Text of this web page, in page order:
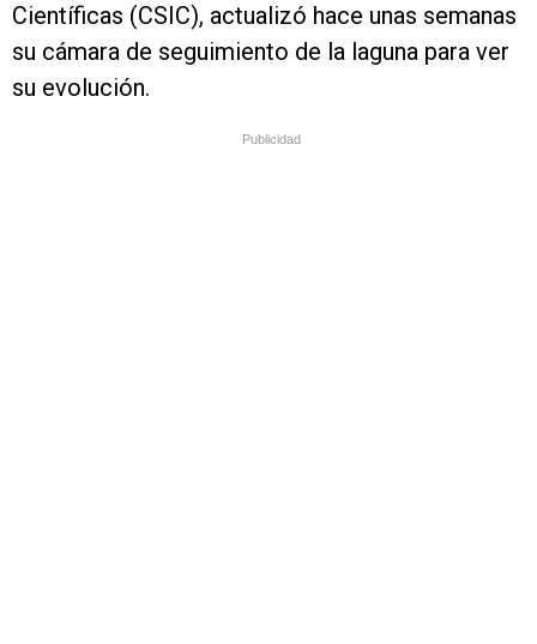
Científicas (CSIC), actualizó hace unas semanas
su cámara de seguimiento de la laguna para ver
su evolución.
Publicidad